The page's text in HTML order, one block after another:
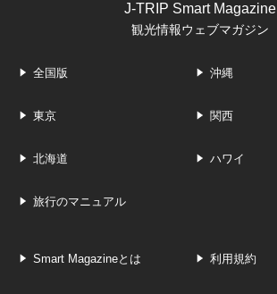
J-TRIP Smart Magazine
観光情報ウェブマガジン
全国版 沖縄
東京 関西
北海道 ハワイ
旅行のマニュアル
Smart Magazineとは 利用規約